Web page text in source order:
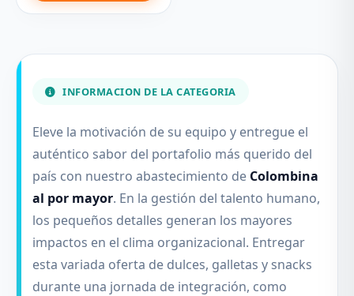
INFORMACION DE LA CATEGORIA
Eleve la motivación de su equipo y entregue el
auténtico sabor del portafolio más querido del
país con nuestro abastecimiento de Colombina
al por mayor. En la gestión del talento humano,
los pequeños detalles generan los mayores
impactos en el clima organizacional. Entregar
esta variada oferta de dulces, galletas y snacks
durante una jornada de integración, como